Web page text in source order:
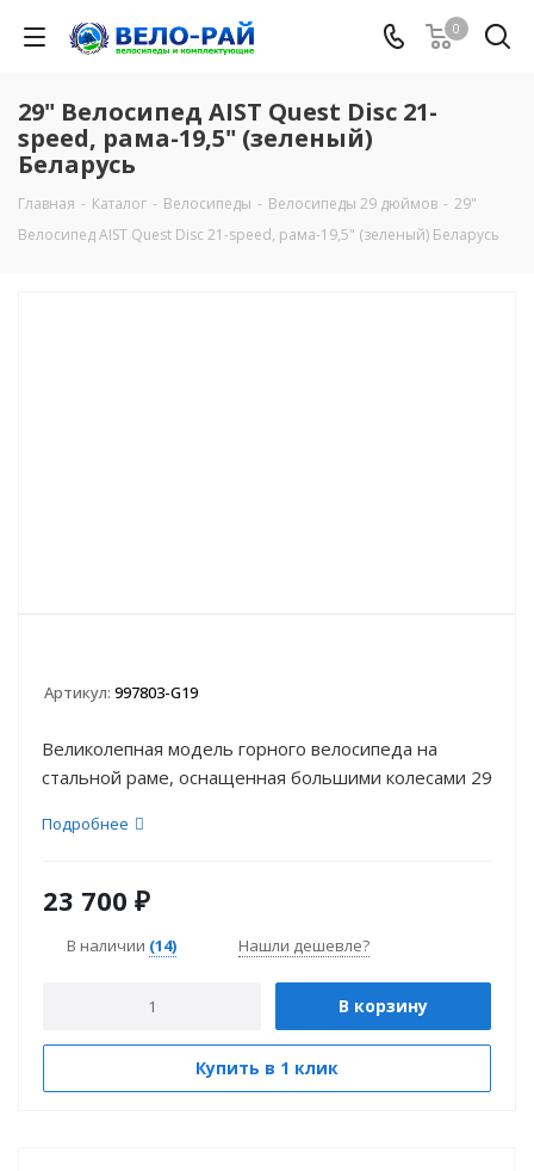
0
29" Велосипед AIST Quest Disc 21-
speed, рама-19,5" (зеленый)
Беларусь
Главная - Каталог - Велосипеды - Велосипеды 29 дюймов - 29"
Велосипед AIST Quest Disc 21-speed, рама-19,5" (зеленый) Беларусь
Артикул: 997803-G19
Великолепная модель горного велосипеда на
стальной раме, оснащенная большими колесами 29
Подробнее
23 700 ₽
В наличии (14) Нашли дешевле?
В корзину
Купить в 1 клик